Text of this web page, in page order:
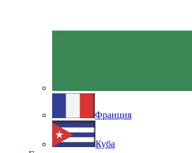
Франция
Куба